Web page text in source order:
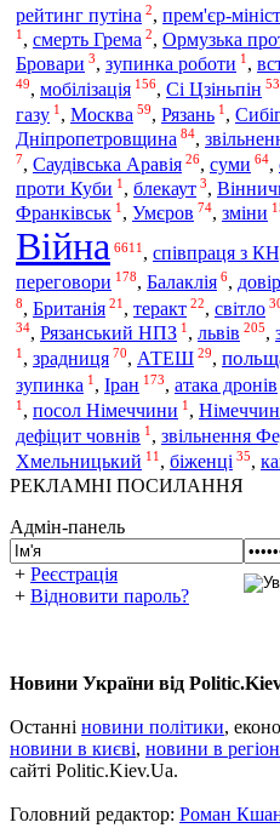
рейтинг путіна 2, прем'єр-
1 , смерть Грема 2, Ормузька
Бровари 3, зупинка роботи 1 ,
49, мобілізація 156, Сі Цзіньпін 53
газу 1 , Москва 59, Рязань 1 ,
Дніпропетровщина 84,
7, Саудівська Аравія 26, суми 64,
проти Куби 1 , блекаут 3,
Франківськ 1 , Умєров 74, зміни
Війна 6611 , співпраця з
переговори 178, Балаклія 6,
8, Британія 21 , теракт 22, світло
34, Рязанський НПЗ 1 , львів 205,
1, зрадниця 70, АТЕШ 29,
зупинка 1 , Іран 173, атака дронів
1 , посол Німеччини 1 ,
дефіцит човнів 1, звільнення
Хмельницький 11 , біженці 35,
РЕКЛАМНІ ПОСИЛАННЯ
Адмін-панель
+ Реєстрація
+ Відновити пароль?
Новини України від
Останні новини політики,
новини в києві, новини в
сайті Politic.Kiev.Ua.
Головний редактор: Роман